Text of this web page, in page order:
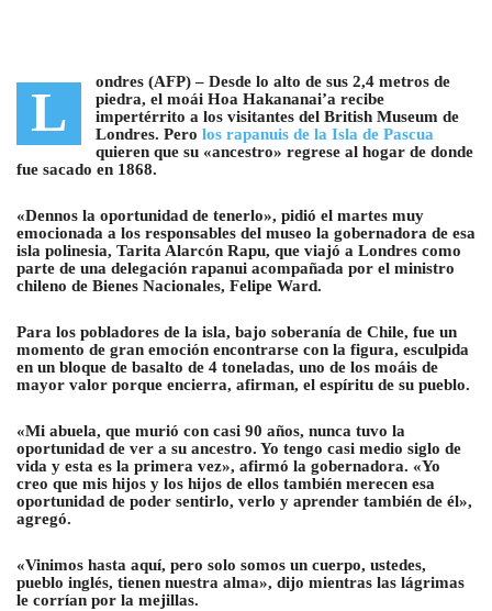
L ondres (AFP) – Desde lo alto de sus 2,4 metros de
piedra, el moái Hoa Hakananai’a recibe
impertérrito a los visitantes del British Museum de
Londres. Pero los rapanuis de la Isla de Pascua
quieren que su «ancestro» regrese al hogar de donde
fue sacado en 1868.
«Dennos la oportunidad de tenerlo», pidió el martes muy
emocionada a los responsables del museo la gobernadora de esa
isla polinesia, Tarita Alarcón Rapu, que viajó a Londres como
parte de una delegación rapanui acompañada por el ministro
chileno de Bienes Nacionales, Felipe Ward.
Para los pobladores de la isla, bajo soberanía de Chile, fue un
momento de gran emoción encontrarse con la figura, esculpida
en un bloque de basalto de 4 toneladas, uno de los moáis de
mayor valor porque encierra, afirman, el espíritu de su pueblo.
«Mi abuela, que murió con casi 90 años, nunca tuvo la
oportunidad de ver a su ancestro. Yo tengo casi medio siglo de
vida y esta es la primera vez», afirmó la gobernadora. «Yo
creo que mis hijos y los hijos de ellos también merecen esa
oportunidad de poder sentirlo, verlo y aprender también de él»,
agregó.
«Vinimos hasta aquí, pero solo somos un cuerpo, ustedes,
pueblo inglés, tienen nuestra alma», dijo mientras las lágrimas
le corrían por la mejillas.